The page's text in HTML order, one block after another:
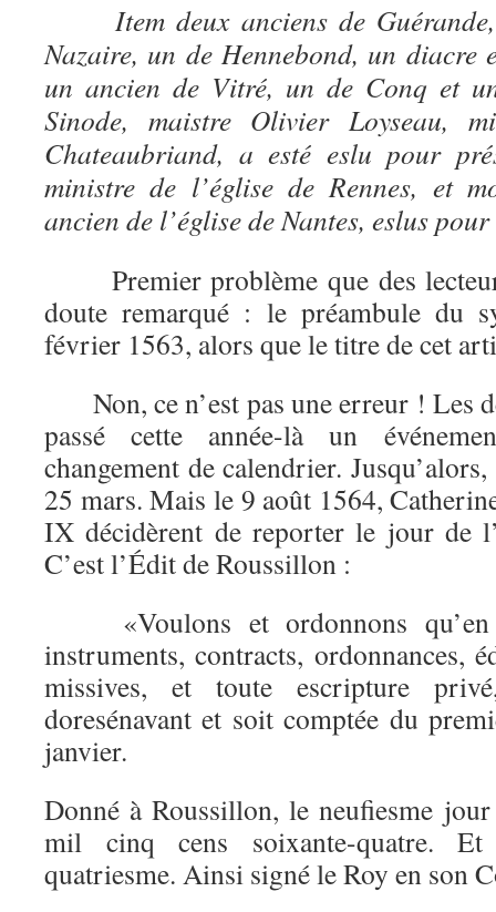
Item deux anciens de Guérande,
Nazaire, un de Hennebond, un diacre
un ancien de Vitré, un de Conq et
Sinode, maistre Olivier Loyseau,
Chateaubriand, a esté eslu pour
ministre de l’église de Rennes, et
ancien de l’église de Nantes, eslus
Premier problème que des
doute remarqué : le préambule du
février 1563, alors que le titre de cet
Non, ce n’est pas une erreur ! Les
passé cette année-là un
changement de calendrier.
25 mars. Mais le 9 août 1564,
IX décidèrent de reporter le jour de
C’est l’Édit de Roussillon :
«Voulons et ordonnons
instruments, contracts, ordonnances,
missives, et toute escripture
doresénavant et soit comptée du
janvier.
Donné à Roussillon, le neufiesme jour
mil cinq cens soixante-quatre.
quatriesme. Ainsi signé le Roy en son